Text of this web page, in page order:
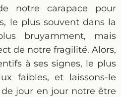
notre carapace pour
le plus souvent dans la
bruyamment, mais
de notre fragilité. Alors,
à ses signes, le plus
faibles, et laissons-le
jour en jour notre être